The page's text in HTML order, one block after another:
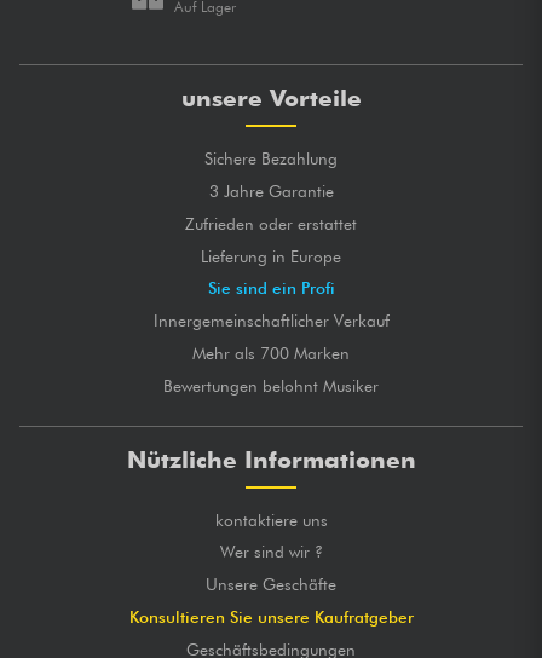
Auf Lager
unsere Vorteile
Sichere Bezahlung
3 Jahre Garantie
Zufrieden oder erstattet
Lieferung in Europe
Sie sind ein Profi
Innergemeinschaftlicher Verkauf
Mehr als 700 Marken
Bewertungen belohnt Musiker
Nützliche Informationen
kontaktiere uns
Wer sind wir ?
Unsere Geschäfte
Konsultieren Sie unsere Kaufratgeber
Geschäftsbedingungen